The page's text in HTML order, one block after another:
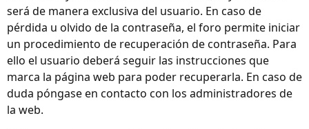
será de manera exclusiva del usuario. En caso de
pérdida u olvido de la contraseña, el foro permite iniciar
un procedimiento de recuperación de contraseña. Para
ello el usuario deberá seguir las instrucciones que
marca la página web para poder recuperarla. En caso de
duda póngase en contacto con los administradores de
la web.